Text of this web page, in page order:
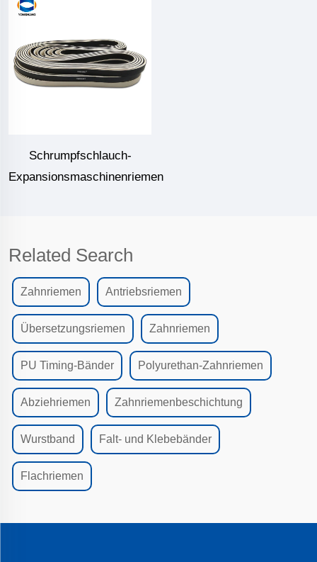
Schrumpfschlauch-
Expansionsmaschinenriemen
Related Search
Zahnriemen Antriebsriemen
Übersetzungsriemen Zahnriemen
PU Timing-Bänder Polyurethan-Zahnriemen
Abziehriemen Zahnriemenbeschichtung
Wurstband Falt- und Klebebänder
Flachriemen